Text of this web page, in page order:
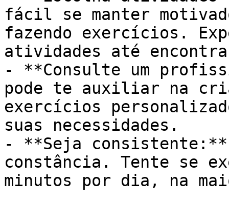
fácil se manter
fazendo exercícios.
atividades até
- **Consulte um
pode te auxiliar na
exercícios
suas necessidades.
- **Seja consistente:**
constância. Tente se
minutos por dia, na